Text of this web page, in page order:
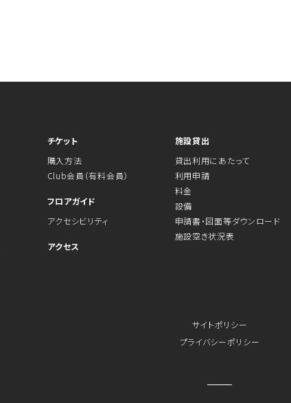
チケット
購入方法
Club会員（有料会員）
フロアガイド
アクセシビリティ
アクセス
施設貸出
貸出利用にあたって
利用申請
料金
設備
申請書・図面等ダウンロード
施設空き状況表
サイトポリシー
プライバシーポリシー